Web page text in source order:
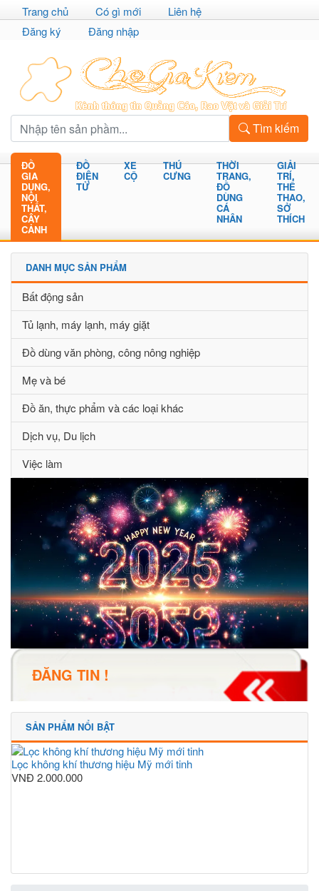
Trang chủ Có gì mới
Liên hệ
Đăng ký
Đăng nhập
Tìm kiếm
ĐỒ
GIA
DỤNG,
NỘI
THẤT,
CÂY
CẢNH
ĐỒ
ĐIỆN
TỬ
XE
CỘ
THÚ
CƯNG
THỜI
TRANG,
ĐỒ
DÙNG
CÁ
NHÂN
GIẢI
TRÍ,
THỂ
THAO,
SỞ
THÍCH
DANH MỤC SẢN PHẨM
Bất động sản
Tủ lạnh, máy lạnh, máy giặt
Đồ dùng văn phòng, công nông nghiệp
Mẹ và bé
Đồ ăn, thực phẩm và các loại khác
Dịch vụ, Du lịch
Việc làm
ĐĂNG TIN !
SẢN PHẨM NỔI BẬT
Lọc không khí thương hiệu Mỹ mới tinh
VNĐ 2.000.000